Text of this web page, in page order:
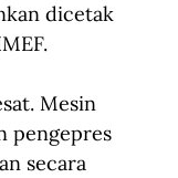
dicetak
Mesin
pengepres
secara